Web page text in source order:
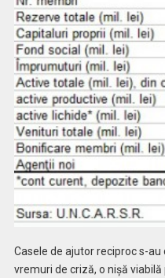
Casele de ajutor reciproc s-
vremuri de criză, o nişă